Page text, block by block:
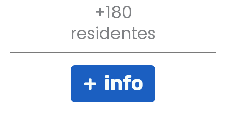
+180
residentes
+ info